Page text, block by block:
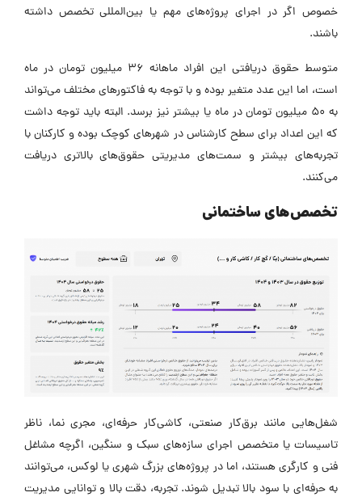
خصوص اگر در اجرای پروژه‌های مهم یا بین‌المللی تخصص داشته
باشند.
متوسط حقوق دریافتی این افراد ماهانه ۳۶ میلیون تومان در ماه
است، اما این عدد متغیر بوده و با توجه به فاکتور‌های مختلف می‌تواند
به ۵۰ میلیون تومان در ماه یا بیشتر نیز برسد. البته باید توجه داشت
که این اعداد برای سطح کارشناس در شهرهای کوچک بوده و کارکنان با
تجربه‌های بیشتر و سمت‌های مدیریتی حقوق‌های بالاتری دریافت
می‌کنند.
تخصص‌های ساختمانی
شغل‌هایی مانند برق‌کار صنعتی، کاشی‌کار حرفه‌ای، مجری نما، ناظر
تاسیسات یا متخصص اجرای سازه‌های سبک و سنگین، اگرچه مشاغل
فنی و کارگری هستند، اما در پروژه‌های بزرگ شهری یا لوکس، می‌توانند
به حرفه‌ای با سود بالا تبدیل شوند. تجربه، دقت بالا و توانایی مدیریت